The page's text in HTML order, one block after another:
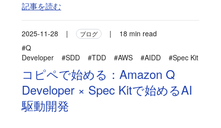
記事を読む
2025-11-28 | ブログ |
18 min read
#Q
Developer
#SDD #TDD #AWS #AIDD #Spec Kit
コピペで始める：Amazon Q
Developer × Spec Kitで始めるAI
駆動開発